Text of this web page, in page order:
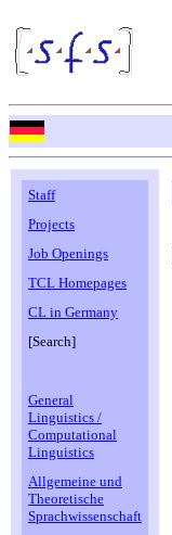
Staff
Projects
Job Openings
TCL Homepages
CL in Germany
[Search]
General
Linguistics /
Computational
Linguistics
Allgemeine und
Theoretische
Sprachwissenschaft